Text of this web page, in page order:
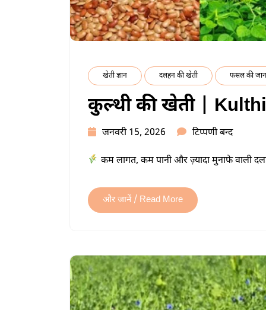
खेती ज्ञान दलहन की खेती फसल की
कुल्थी की खेती |
जनवरी 15, 2026 टिप्पणी बन्दकुल्थी
खेती
कम लागत, कम पानी और ज़्यादा मुनाफे वाली
और जानें / Read More